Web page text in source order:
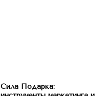
Сила Подарка: